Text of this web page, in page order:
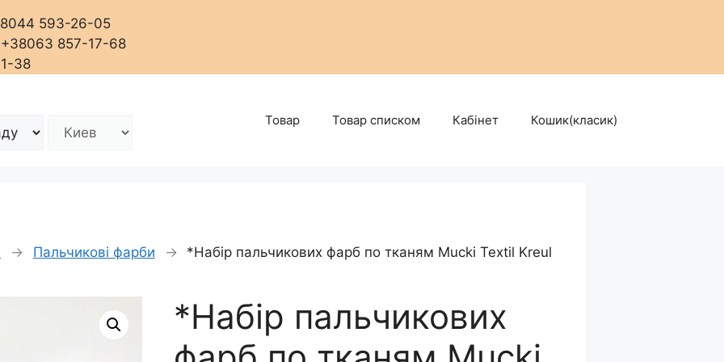
593-26-05
857-17-68
38
Товар Товар списком Кабінет Кошик(класик)
→ Пальчикові фарби →
*Набір пальчикових фарб по тканям Mucki Textil Kreul
*Набір пальчикових